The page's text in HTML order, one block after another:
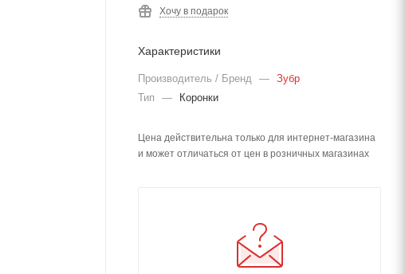
Хочу в подарок
Характеристики
Производитель / Бренд — Зубр
Тип
— Коронки
Цена действительна только для интернет-магазина
и может отличаться от цен в розничных магазинах